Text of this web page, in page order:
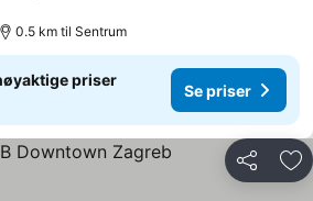
0.5 km til Sentrum
priser
Se priser
Del